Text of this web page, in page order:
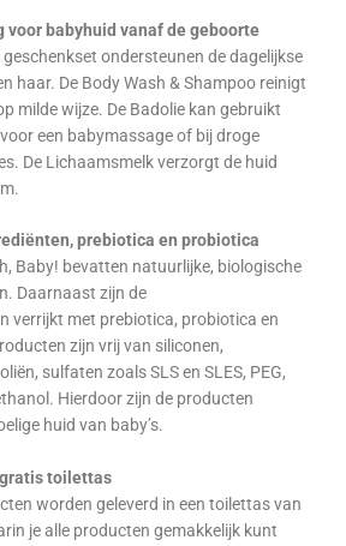
voor babyhuid vanaf de geboorte
ondersteunen de dagelijkse
haar. De Body Wash & Shampoo reinigt
milde wijze. De Badolie kan gebruikt
een babymassage of bij droge
De Lichaamsmelk verzorgt de huid
prebiotica en probiotica
Baby! bevatten natuurlijke, biologische
Daarnaast zijn de
verrijkt met prebiotica, probiotica en
zijn vrij van siliconen,
sulfaten zoals SLS en SLES, PEG,
Hierdoor zijn de producten
huid van baby’s.
toilettas
worden geleverd in een toilettas van
je alle producten gemakkelijk kunt